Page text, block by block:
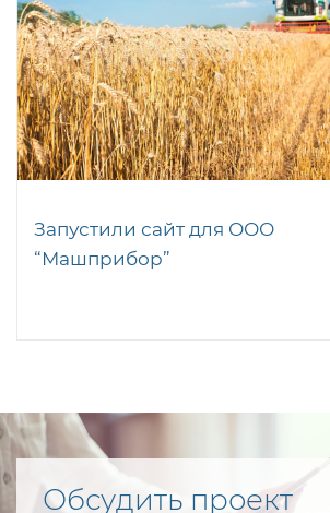
Запустили сайт для ООО
“Машприбор”
Обсудить проект